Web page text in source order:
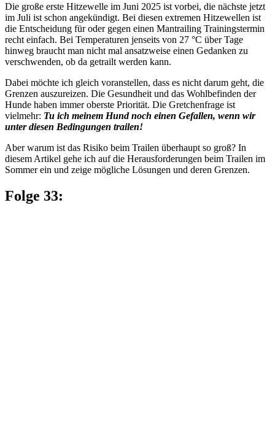
Die große erste Hitzewelle im Juni 2025 ist vorbei, die nächste jetzt
im Juli ist schon angekündigt. Bei diesen extremen Hitzewellen ist
die Entscheidung für oder gegen einen Mantrailing Trainingstermin
recht einfach. Bei Temperaturen jenseits von 27 °C über Tage
hinweg braucht man nicht mal ansatzweise einen Gedanken zu
verschwenden, ob da getrailt werden kann.
Dabei möchte ich gleich voranstellen, dass es nicht darum geht, die
Grenzen auszureizen. Die Gesundheit und das Wohlbefinden der
Hunde haben immer oberste Priorität. Die Gretchenfrage ist
vielmehr: Tu ich meinem Hund noch einen Gefallen, wenn wir
unter diesen Bedingungen trailen!
Aber warum ist das Risiko beim Trailen überhaupt so groß? In
diesem Artikel gehe ich auf die Herausforderungen beim Trailen im
Sommer ein und zeige mögliche Lösungen und deren Grenzen.
Folge 33: